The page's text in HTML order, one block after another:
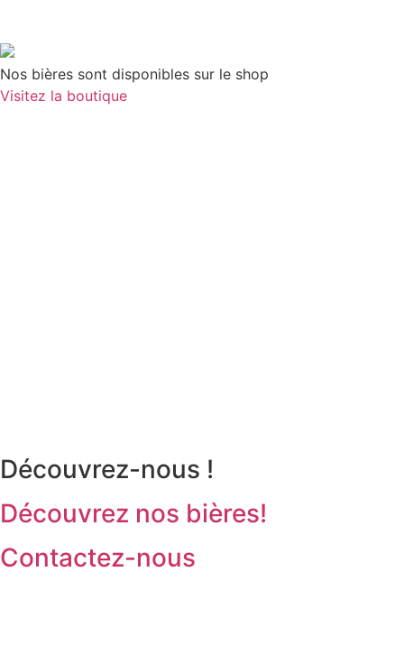
Nos bières sont disponibles sur le shop
Visitez la boutique
Découvrez-nous !
Découvrez nos bières!
Contactez-nous